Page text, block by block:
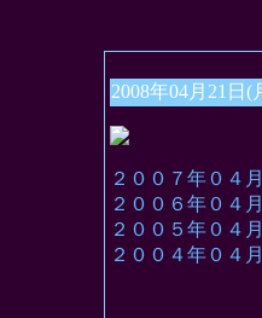
2008年04月21日(
２００７年０４
２００６年０４
２００５年０４
２００４年０４